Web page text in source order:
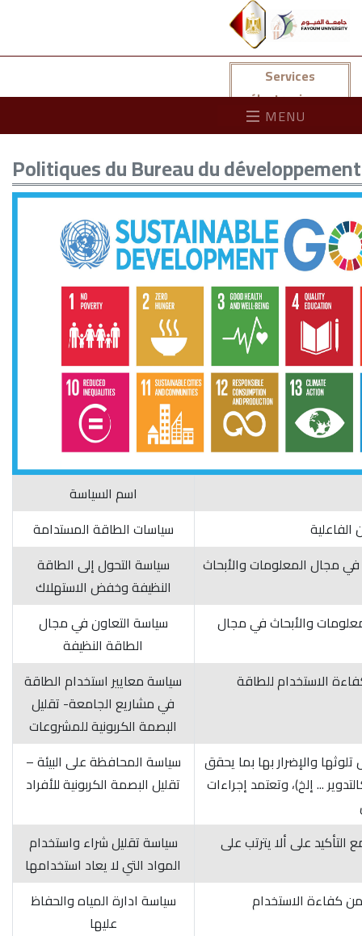
Services
électroniques
MENU
Politiques du Bureau du
اسم السياسة
سياسات الطاقة المستدامة
سياسة التحول إلى الطاقة
النظيفة وخفض الاستهلاك
في مجال المعلومات والأبحاث
سياسة التعاون في مجال
الطاقة النظيفة
والأبحاث في مجال
سياسة معايير استخدام الطاقة
في مشاريع الجامعة- تقليل
البصمة الكربونية للمشروعات
سياسة المحافظة على البيئة –
تقليل البصمة الكربونية للأفراد
والإضرار بها بما يحقق
... إلخ)، وتعتمد إجراءات
سياسة تقليل شراء واستخدام
المواد التي لا يعاد استخدامها
على ألا يترتب على
سياسة ادارة المياه والحفاظ
عليها